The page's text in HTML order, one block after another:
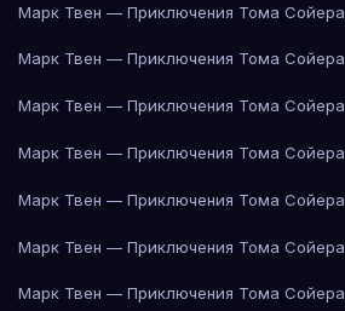
Марк Твен — Приключения Тома Сойера
Марк Твен — Приключения Тома Сойера
Марк Твен — Приключения Тома Сойера
Марк Твен — Приключения Тома Сойера
Марк Твен — Приключения Тома Сойера
Марк Твен — Приключения Тома Сойера
Марк Твен — Приключения Тома Сойера